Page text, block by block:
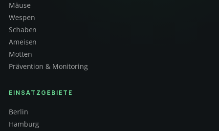
Mäuse
Wespen
Schaben
Ameisen
Motten
Prävention & Monitoring
EINSATZGEBIETE
Berlin
Hamburg